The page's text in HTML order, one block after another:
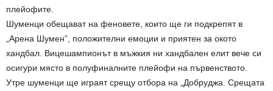
плейофите.
Шуменци обещават на феновете, които ще ги подкрепят в
„Арена Шумен”, положителни емоции и приятен за окото
хандбал. Вицешампионът в мъжкия ни хандбален елит вече си
осигури място в полуфиналните плейофи на първенството.
Утре шуменци ще играят срещу отбора на „Добруджа. Срещата